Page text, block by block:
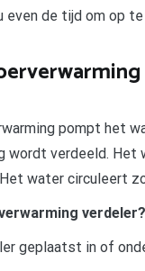
de tijd om op te
pompt het
verdeeld. Het
water circuleert
verdeler?
geplaatst in of